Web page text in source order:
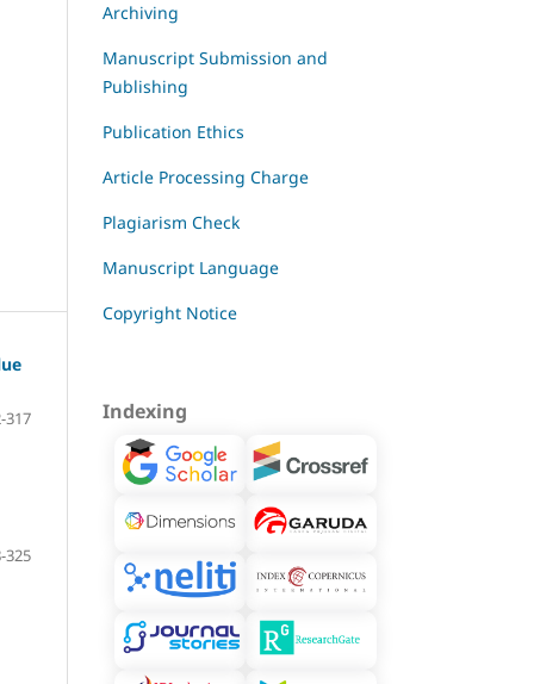
317
325
Archiving
Manuscript Submission and
Publishing
Publication Ethics
Article Processing Charge
Plagiarism Check
Manuscript Language
Copyright Notice
Indexing